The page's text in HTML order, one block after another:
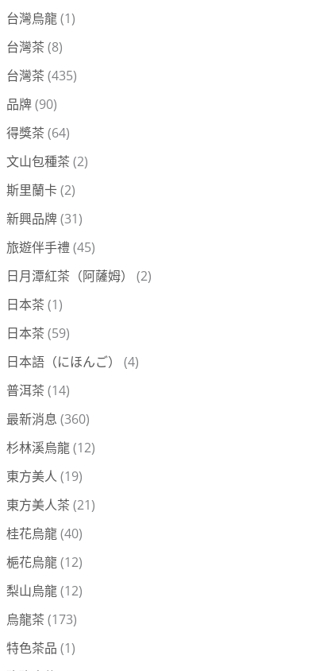
台灣烏龍(1)
台灣茶 (8)
台灣茶 (435)
品牌(90)
得獎茶 (64)
文山包種茶 (2)
斯里蘭卡(2)
新興品牌(31)
旅遊伴手禮(45)
日月潭紅茶（阿薩姆）
(2)
日本茶 (1)
日本茶 (59)
日本語（にほんご）
(4)
普洱茶 (14)
最新消息 (360)
杉林溪烏龍(12)
東方美人 (19)
東方美人茶 (21)
桂花烏龍(40)
梔花烏龍(12)
梨山烏龍(12)
烏龍茶 (173)
特色茶品 (1)